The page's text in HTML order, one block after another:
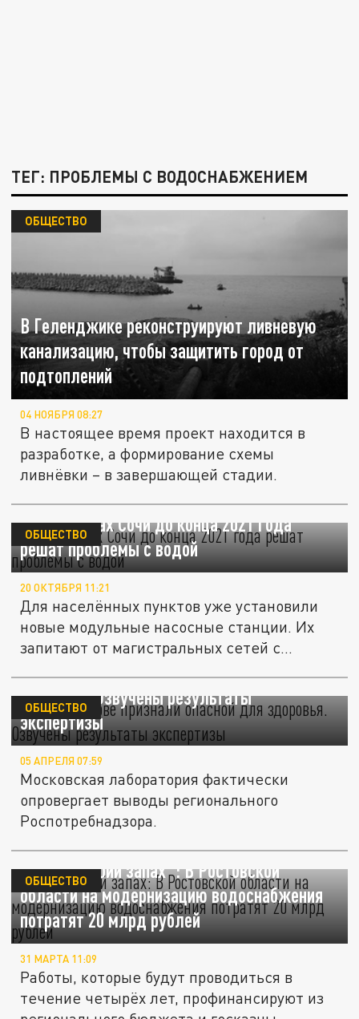
ТЕГ: ПРОБЛЕМЫ С ВОДОСНАБЖЕНИЕМ
В Геленджике реконструируют ливневую
канализацию, чтобы защитить город от
подтоплений
ОБЩЕСТВО
04 НОЯБРЯ 08:27
В настоящее время проект находится в
разработке, а формирование схемы
ливнёвки – в завершающей стадии.
В двух сёлах Сочи до конца 2021 года
решат проблемы с водой
ОБЩЕСТВО
20 ОКТЯБРЯ 11:21
Для населённых пунктов уже установили
новые модульные насосные станции. Их
запитают от магистральных сетей с...
Воду в Ростове признали опасной для
здоровья. Озвучены результаты
экспертизы
ОБЩЕСТВО
05 АПРЕЛЯ 07:59
Московская лаборатория фактически
опровергает выводы регионального
Роспотребнадзора.
"Долой рыбий запах": В Ростовской
области на модернизацию водоснабжения
потратят 20 млрд рублей
ОБЩЕСТВО
31 МАРТА 11:09
Работы, которые будут проводиться в
течение четырёх лет, профинансируют из